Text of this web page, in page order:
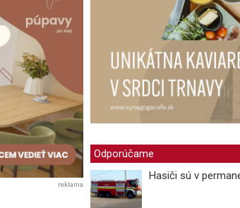
reklama
Odporúčame
Hasiči sú v